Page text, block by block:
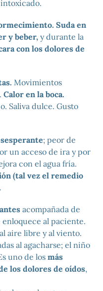
Suda en
y beber, y durante la
con los dolores de
Movimientos
Calor en la boca.
Saliva dulce. Gusto
; peor de
un acceso de ira y por
con el agua fría.
(tal vez el remedio
acompañada de
al paciente.
aire libre y al viento.
al agacharse; el niño
uno de los más
los dolores de oídos,